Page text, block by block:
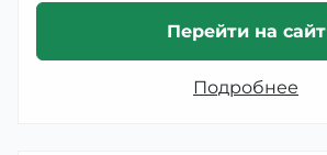
Перейти на сайт
Подробнее